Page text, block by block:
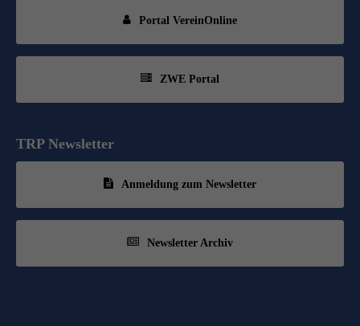
Portal VereinOnline
ZWE Portal
TRP Newsletter
Anmeldung zum Newsletter
Newsletter Archiv